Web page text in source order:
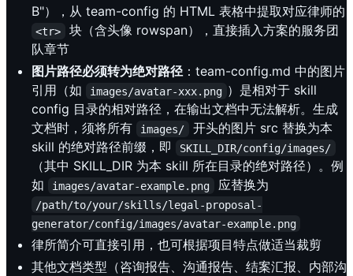
B"），从 team-config 的 HTML 表格中提取对应律师的
<tr>
块（含头像 rowspan），直接插入方案的服务团
队章节
图片路径必须转为绝对路径：team-config.md 中的图片
引用（如
images/avatar-xxx.png ）是相对于 skill
config 目录的相对路径，在输出文档中无法解析。生成
文档时，须将所有
images/
开头的图片 src 替换为本
skill 的绝对路径前缀，即
SKILL_DIR/config/images/
（其中 SKILL_DIR 为本 skill 所在目录的绝对路径）。例
如
images/avatar-example.png 应替换为
/path/to/your/skills/legal-proposal-
generator/config/images/avatar-example.png
律所简介可直接引用，也可根据项目特点做适当裁剪
其他文档类型（咨询报告、沟通报告、结案汇报、内部沟